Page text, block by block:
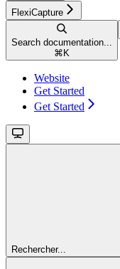
FlexiCapture
Search documentation...
⌘ K
Website
Get Started
Get Started
Rechercher...